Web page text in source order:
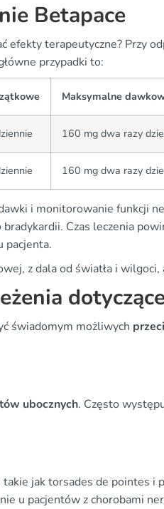
Betapace
efekty terapeutyczne? Przy
przypadki to:
Maksymalne
160 mg dwa razy
160 mg dwa razy
i monitorowanie funkcji
Czas leczenia
pacjenta.
z dala od światła i wilgoci,
świadomym możliwych
ubocznych. Często
jak torsades de pointes
u pacjentów z chorobami